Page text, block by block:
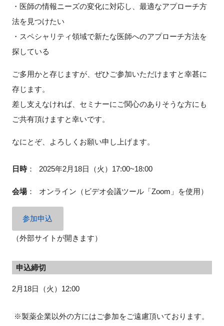
・医師の情報ニーズの変化に対応し、最適なアプローチ方
法を見つけたい
・スペシャリティ領域で新たな医師へのアプローチ方法を
探している
ご多用かと存じますが、ぜひご参加いただけますと幸甚に
存じます。
差し支えなければ、セミナーにご関心のありそうな方にも
ご共有頂けますと幸いです。
なにとぞ、よろしくお願い申し上げます。
日時： 2025年2月18日（火）17:00~18:00
会場： オンライン（ビデオ会議ツール「Zoom」を使用）
参加申込
（外部サイトが開きます）
申込締切
2月18日（火）12:00
※製薬企業以外の方にはご参加をご遠慮頂いております。